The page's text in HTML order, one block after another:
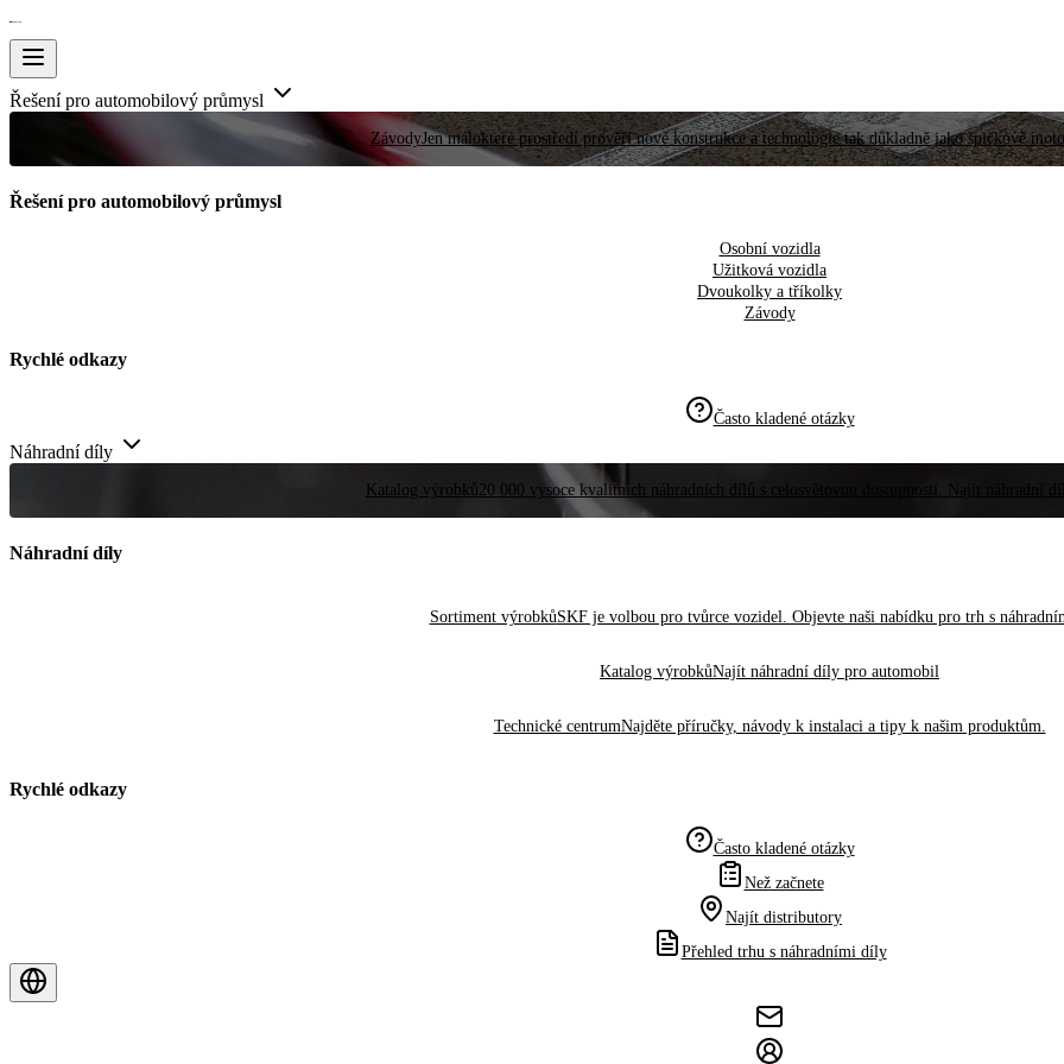
Řešení pro automobilový průmysl
ZávodyJen málokteré prostředí prověří nové konstrukce a technologie tak důkladně jako špičkové
Řešení pro automobilový průmysl
Osobní vozidla
Užitková vozidla
Dvoukolky a tříkolky
Závody
Rychlé odkazy
Často kladené otázky
Náhradní díly
Katalog výrobků20 000 vysoce kvalitních náhradních dílů s celosvětovou dostupností. Najít náhradní
Náhradní díly
Sortiment výrobkůSKF je volbou pro tvůrce vozidel. Objevte naši nabídku pro trh s
Katalog výrobkůNajít náhradní díly pro automobil
Technické centrumNajděte příručky, návody k instalaci a tipy k našim produktům.
Rychlé odkazy
Často kladené otázky
Než začnete
Najít distributory
Přehled trhu s náhradními díly